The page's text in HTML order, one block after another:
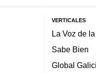
VERTICALES
La Voz de
Sabe Bien
Global